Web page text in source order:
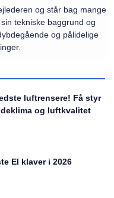
og står bag mange
tekniske baggrund og
og pålidelige
luftrensere! Få styr
og luftkvalitet
El klaver i 2026